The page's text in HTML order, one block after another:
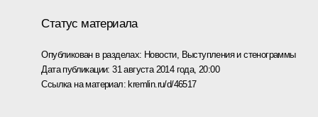
Статус материала
Опубликован в разделах: Новости, Выступления и стенограммы
Дата публикации:31 августа 2014 года, 20:00
Ссылка на материал: kremlin.ru/d/46517